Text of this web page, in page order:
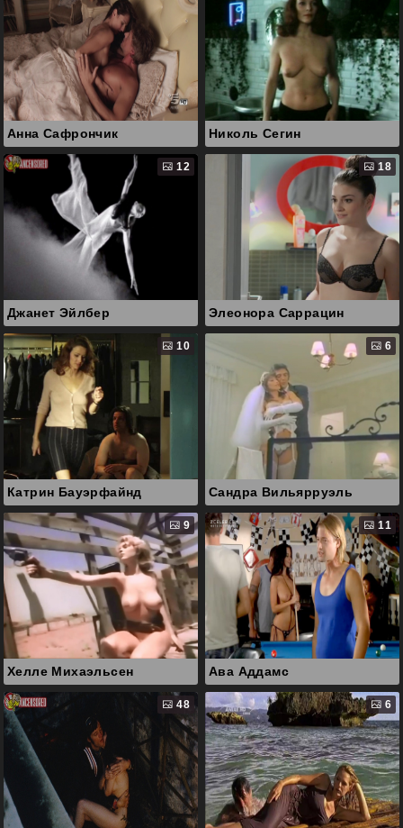
Анна Сафрончик Николь Сегин
12
Джанет Эйлбер
18
Элеонора Саррацин
10
Катрин Бауэрфайнд
6
Сандра Вильярруэль
9
Хелле Михаэльсен
11
Ава Аддамс
48 6